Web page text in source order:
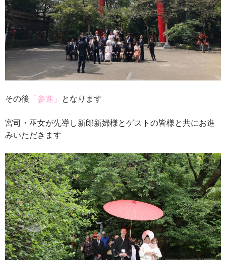
その後 「参進」 となります
宮司・巫女が先導し新郎新婦様とゲストの皆様と共にお進
みいただきます